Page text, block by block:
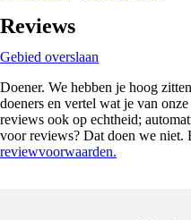
Reviews
Gebied overslaan
Doener. We hebben je hoog
doeners en vertel wat je van
reviews ook op echtheid;
voor reviews? Dat doen we niet.
reviewvoorwaarden.